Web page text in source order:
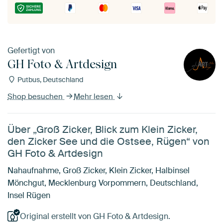
Gefertigt von
GH Foto & Artdesign
Putbus, Deutschland
Shop besuchen Mehr lesen
Über „Groß Zicker, Blick zum Klein Zicker,
den Zicker See und die Ostsee, Rügen“ von
GH Foto & Artdesign
Nahaufnahme, Groß Zicker, Klein Zicker, Halbinsel
Mönchgut, Mecklenburg Vorpommern, Deutschland,
Insel Rügen
Original erstellt von GH Foto & Artdesign.